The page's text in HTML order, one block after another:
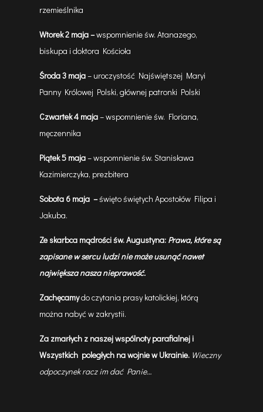
rzemieślnika
Wtorek 2 maja –wspomnienie św. Atanazego,
biskupa i doktora Kościoła
Środa 3 maja– uroczystość Najświętszej Maryi
Panny Królowej Polski, głównej patronki Polski
Czwartek 4 maja– wspomnienie św. Floriana,
męczennika
Piątek 5 maja– wspomnienie św. Stanisława
Kazimierczyka, prezbitera
Sobota 6 maja–święto świętych Apostołów Filipa i
Jakuba.
Ze skarbca mądrości św. Augustyna: Prawa, które są
zapisane w sercu ludzi nie może usunąć nawet
największa nasza nieprawość.
Zachęcamydo czytania prasy katolickiej, którą
można nabyć w zakrystii.
Za zmarłych z naszej wspólnoty parafialnej i
Wszystkich poległych na wojnie w Ukrainie. Wieczny
odpoczynek racz im dać Panie…